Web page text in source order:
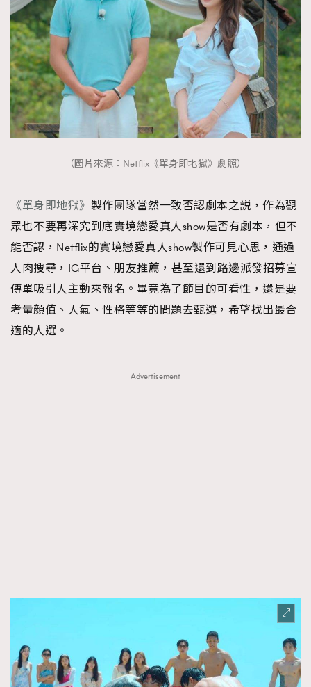
（圖片來源：Netflix《單身即地獄》劇照）
《單身即地獄》 製作團隊當然一致否認劇本之説，作為觀
眾也不要再深究到底實境戀愛真人show是否有劇本，但不
能否認，Netflix的實境戀愛真人show製作可見心思，通過
人肉搜尋，IG平台、朋友推薦，甚至還到路邊派發招募宣
傳單吸引人主動來報名。畢竟為了節目的可看性，還是要
考量顏值、人氣、性格等等的問題去甄選，希望找出最合
適的人選。
Advertisement